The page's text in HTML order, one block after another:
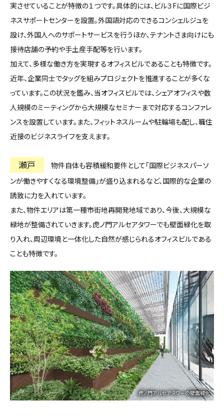
実させていることが特徴の１つです。具体的には、ビル３Fに国際ビジ
ネスサポートセンターを設置。外国語対応のできるコンシェルジュを
設け、外国人へのサポートサービスを行うほか、テナントさま向けにも
接待店舗の予約や手土産手配等を行います。
加えて、多様な働き方を実現するオフィスビルであることも特徴です。
近年、企業同士でタッグを組みプロジェクトを推進することが多くな
っています。この状況を鑑み、当オフィスビルでは、シェアオフィスや数
人規模のミーティングから大規模なセミナーまで対応するコンファレ
ンスを設置しています。また、フィットネスルームや駐輪場も配し、職住
近接のビジネスライフを支えます。
虎ノ門アルセアタワーの壁面緑化
瀬戸
物件自体も容積緩和要件として「国際ビジネスパーソ
ンが働きやすくなる環境整備」が盛り込まれるなど、国際的な企業の
誘致に力を入れています。
また、物件エリアは第一種市街地再開発地域であり、今後、大規模な
緑地が整備されていきます。虎ノ門アルセアタワーでも壁面緑化を取
り入れ、周辺環境と一体化した自然が感じられるオフィスビルである
ことも特徴です。